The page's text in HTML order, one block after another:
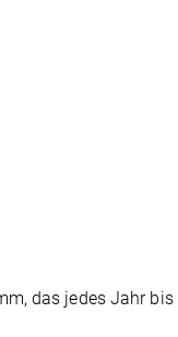
das jedes Jahr bis